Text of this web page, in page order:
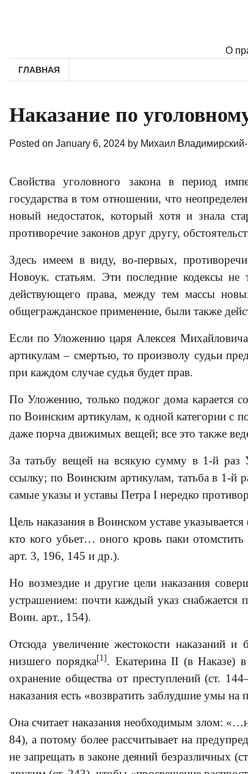
О
ГЛАВНАЯ
Наказание по
Posted on January 6, 2024 by Михаил
Свойства уголовного закона в период
государства в том отношении, что
новый недостаток, который хотя и знала
противоречие законов друг другу,
Здесь имеем в виду, во-первых,
Новоук. статьям. Эти последние кодексы не
действующего права, между тем массы
общегражданское применение, были также
Если по Уложению царя Алексея
артикулам – смертью, то произволу судьи
при каждом случае судья будет прав.
По Уложению, только поджог дома карается
по Воинским артикулам, к одной категории с
даже порча движимых вещей; все это также
За татьбу вещей на всякую сумму в 1-й раз
ссылку; по Воинским артикулам, татьба в 1-
самые указы и уставы Петра I нередко
Цель наказания в Воинском уставе
кто кого убьет… оного кровь паки
арт. 3, 196, 145 и др.).
Но возмездие и другие цели наказания
устрашением: почти каждый указ
Воин. арт., 154).
Отсюда увеличение жестокости наказаний
низшего порядка [1] . Екатерина II (в Наказе)
охранение общества от преступлений (ст.
наказания есть «возвратить заблудшие умы на
Она считает наказания необходимым злом:
84), а потому более рассчитывает на
не запрещать в законе деяний безразличных